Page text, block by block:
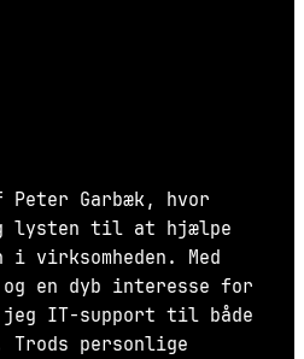
Garbæk, hvor
lysten til at hjælpe
i virksomheden. Med
en dyb interesse for
IT-support til både
personlige